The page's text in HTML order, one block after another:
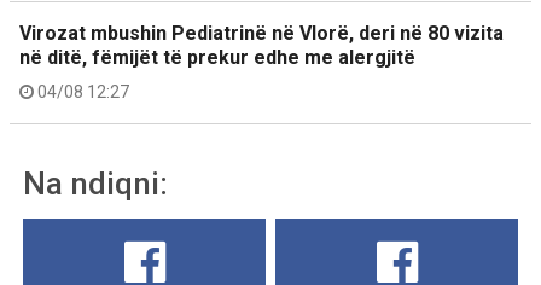
Virozat mbushin Pediatrinë në Vlorë, deri në 80 vizita
në ditë, fëmijët të prekur edhe me alergjitë
04/08 12:27
Na ndiqni: